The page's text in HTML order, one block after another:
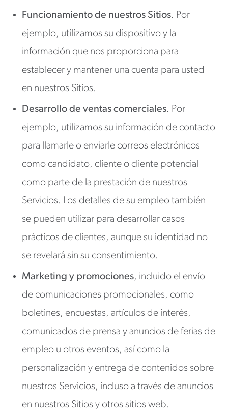
Funcionamiento de nuestros Sitios. Por
ejemplo, utilizamos su dispositivo y la
información que nos proporciona para
establecer y mantener una cuenta para usted
en nuestros Sitios.
Desarrollo de ventas comerciales. Por
ejemplo, utilizamos su información de contacto
para llamarle o enviarle correos electrónicos
como candidato, cliente o cliente potencial
como parte de la prestación de nuestros
Servicios. Los detalles de su empleo también
se pueden utilizar para desarrollar casos
prácticos de clientes, aunque su identidad no
se revelará sin su consentimiento.
Marketing y promociones, incluido el envío
de comunicaciones promocionales, como
boletines, encuestas, artículos de interés,
comunicados de prensa y anuncios de ferias de
empleo u otros eventos, así como la
personalización y entrega de contenidos sobre
nuestros Servicios, incluso a través de anuncios
en nuestros Sitios y otros sitios web.